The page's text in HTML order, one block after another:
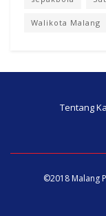
Walikota Malang
Tentang
©2018 Malang